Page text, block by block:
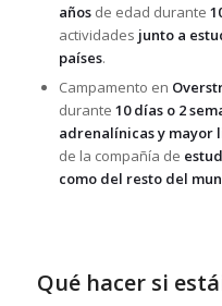
añosde edad durante
actividades junto a
países.
Campamento en
durante 10 días o 2
adrenalínicas y mayor
de la compañía de
como del resto del
Qué hacer si